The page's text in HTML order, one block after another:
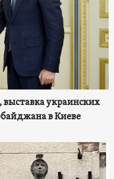
украинских
в Киеве